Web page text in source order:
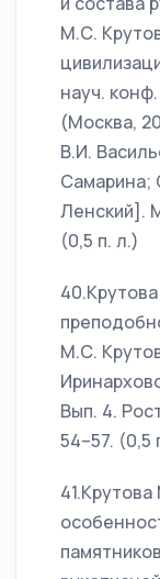
М.С.
науч.
(Москва,
В.И.
Самарина;
Ленский].
(0,5 п. л.)
М.С.
Вып. 4.
54–57. (0,5